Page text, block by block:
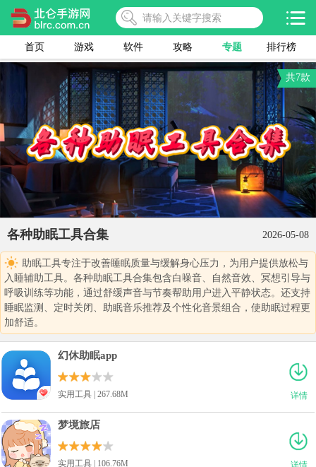
首页 游戏 软件 攻略 专题 排行榜
共7款
各种助眠工具合集 2026-05-08
助眠工具专注于改善睡眠质量与缓解身心压力，为用户提供放松与
入睡辅助工具。各种助眠工具合集包含白噪音、自然音效、冥想引导与
呼吸训练等功能，通过舒缓声音与节奏帮助用户进入平静状态。还支持
睡眠监测、定时关闭、助眠音乐推荐及个性化音景组合，使助眠过程更
加舒适。
详情
幻休助眠app
实用工具 | 267.68M
详情
梦境旅店
实用工具 | 106.76M